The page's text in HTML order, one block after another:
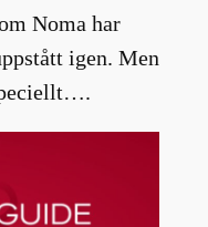
Noma har
igen. Men